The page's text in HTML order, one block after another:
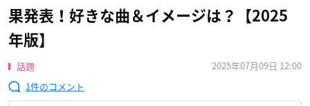
果発表！好きな曲＆イメージは？【2025
年版】
話題
2025年07月09日 12:00
1